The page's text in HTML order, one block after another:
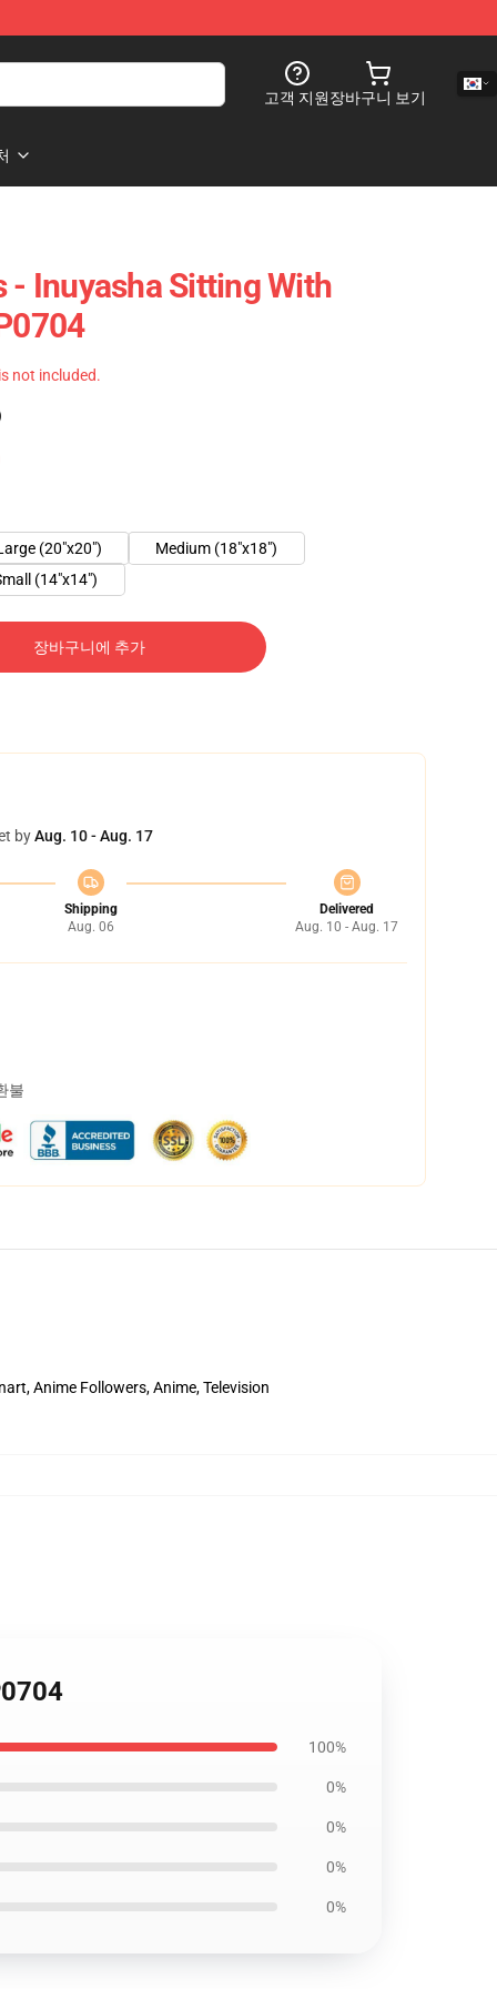
고객 지원장바구니 보기
- Inuyasha Sitting With
not included.
(20"x20")
Medium (18"x18")
(14"x14")
장바구니에 추가
byAug. 10 - Aug. 17
Shipping
Aug. 06
Delivered
Aug. 10 - Aug. 17
불
Anime Followers, Anime, Television
100%
0%
0%
0%
0%